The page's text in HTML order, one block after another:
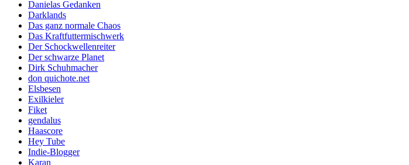
Danielas Gedanken
Darklands
Das ganz normale Chaos
Das Kraftfuttermischwerk
Der Schockwellenreiter
Der schwarze Planet
Dirk Schuhmacher
don quichote.net
Elsbesen
Exilkieler
Fiket
gendalus
Haascore
Hey Tube
Indie-Blogger
Karan